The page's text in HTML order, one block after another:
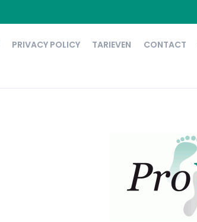
PRIVACY POLICY TARIEVEN CONTACT